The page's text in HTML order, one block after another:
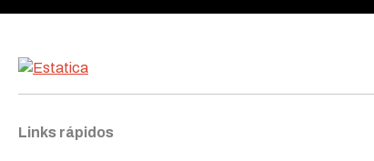
Links rápidos